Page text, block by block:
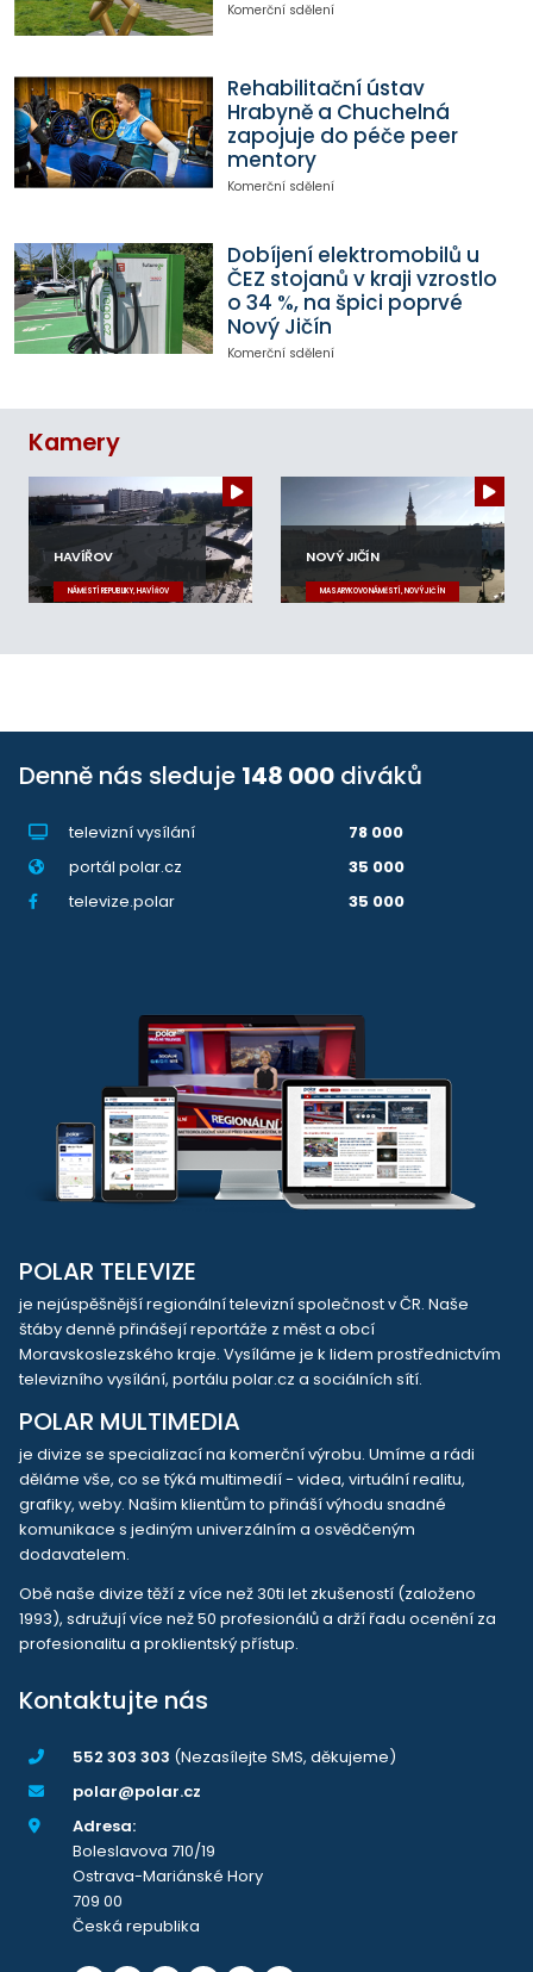
Komerční sdělení
Rehabilitační ústav
Hrabyně a Chuchelná
zapojuje do péče peer
mentory
Komerční sdělení
Dobíjení elektromobilů u
ČEZ stojanů v kraji vzrostlo
o 34 %, na špici poprvé
Nový Jičín
Komerční sdělení
Kamery
HAVÍŘOV
NÁMĚSTÍ REPUBLIKY, HAVÍŘOV
NOVÝ JIČÍN
MASARYKOVO NÁMĚSTÍ, NOVÝ JIČÍN
Denně nás sleduje 148 000 diváků
televizní vysílání
78 000
portál polar.cz
35 000
televize.polar
35 000
POLAR TELEVIZE
je nejúspěšnější regionální televizní společnost v ČR. Naše
štáby denně přinášejí reportáže z měst a obcí
Moravskoslezského kraje. Vysíláme je k lidem prostřednictvím
televizního vysílání, portálu polar.cz a sociálních sítí.
POLAR MULTIMEDIA
je divize se specializací na komerční výrobu. Umíme a rádi
děláme vše, co se týká multimedií - videa, virtuální realitu,
grafiky, weby. Našim klientům to přináší výhodu snadné
komunikace s jediným univerzálním a osvědčeným
dodavatelem.
Obě naše divize těží z více než 30ti let zkušeností (založeno
1993), sdružují více než 50 profesionálů a drží řadu ocenění za
profesionalitu a proklientský přístup.
Kontaktujte nás
552 303 303 (Nezasílejte SMS, děkujeme)
polar@polar.cz
Adresa:
Boleslavova 710/19
Ostrava-Mariánské Hory
709 00
Česká republika